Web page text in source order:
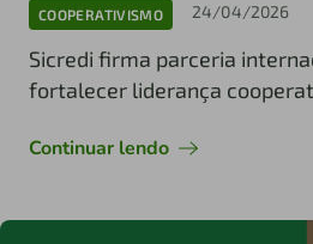
COOPERATIVISMO 24/04/2026
Sicredi firma parceria
fortalecer liderança
Continuar lendo